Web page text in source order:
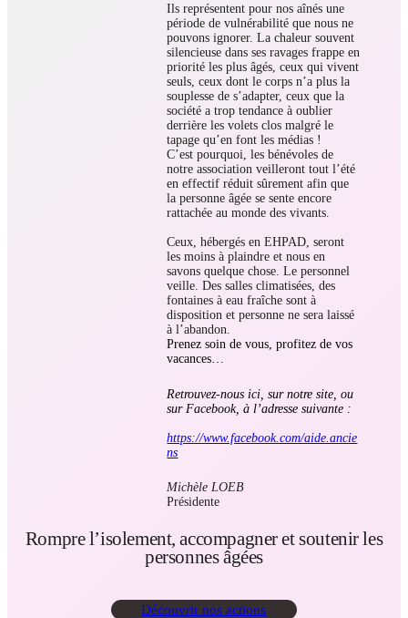
Ils représentent pour nos aînés une
période de vulnérabilité que nous ne
pouvons ignorer. La chaleur souvent
silencieuse dans ses ravages frappe en
priorité les plus âgés, ceux qui vivent
seuls, ceux dont le corps n’a plus la
souplesse de s’adapter, ceux que la
société a trop tendance à oublier
derrière les volets clos malgré le
tapage qu’en font les médias !
C’est pourquoi, les bénévoles de
notre association veilleront tout l’été
en effectif réduit sûrement afin que
la personne âgée se sente encore
rattachée au monde des vivants.
Ceux, hébergés en EHPAD, seront
les moins à plaindre et nous en
savons quelque chose. Le personnel
veille. Des salles climatisées, des
fontaines à eau fraîche sont à
disposition et personne ne sera laissé
à l’abandon.
Prenez soin de vous, profitez de vos
vacances…
Retrouvez-nous ici, sur notre site, ou
sur Facebook, à l’adresse suivante :
https://www.facebook.com/aide.ancie
ns
Michèle LOEB
Présidente
Rompre l’isolement, accompagner et soutenir les
personnes âgées
Découvrir nos actions